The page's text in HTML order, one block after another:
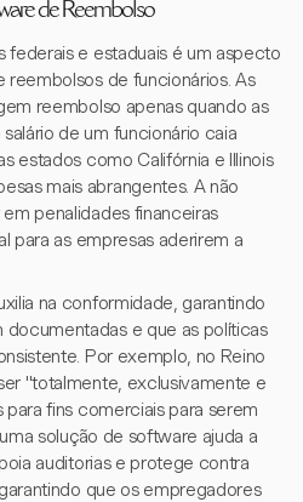
de Reembolso
federais e estaduais é um aspecto
de funcionários. As
reembolso apenas quando as
de um funcionário caia
estados como Califórnia e Illinois
mais abrangentes. A não
penalidades financeiras
para as empresas aderirem a
na conformidade, garantindo
documentadas e que as políticas
Por exemplo, no Reino
"totalmente, exclusivamente e
fins comerciais para serem
solução de software ajuda a
auditorias e protege contra
que os empregadores